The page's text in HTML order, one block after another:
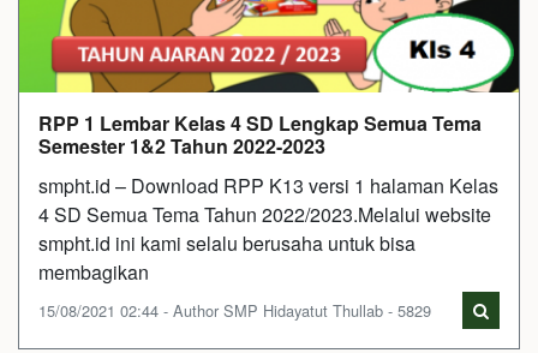
RPP 1 Lembar Kelas 4 SD Lengkap Semua Tema
Semester 1&2 Tahun 2022-2023
smpht.id – Download RPP K13 versi 1 halaman Kelas
4 SD Semua Tema Tahun 2022/2023.Melalui website
smpht.id ini kami selalu berusaha untuk bisa
membagikan
15/08/2021 02:44 - Author SMP Hidayatut Thullab - 5829